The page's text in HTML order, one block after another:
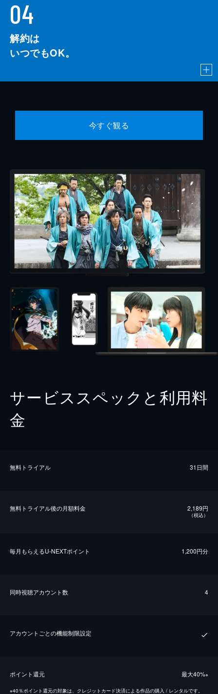
04
解約は
いつでもOK。
今すぐ観る
サービススペックと利用料
金
無料トライアル 31日間
無料トライアル後の⽉額料金 2,189円
（税込）
毎⽉もらえるU-NEXTポイント 1,200円分
同時視聴アカウント数 4
アカウントごとの機能制限設定
ポイント還元 最⼤40%※
※40％ポイント還元の対象は、クレジットカード決済による作品の購入 / レンタルです。